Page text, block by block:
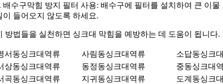
배수구막힘 방지 필터 사용: 배수구에 필터를 설치하여 큰 이물
이 들어오지 않도록 하세요.
방법들을 실천하면 싱크대 막힘을 예방하는 데 도움이 됩니다.
서동싱크대역류 사림동싱크대역류
소답동싱크
상동싱크대역류
동정동싱크대역류
중동싱크대
곡동싱크대역류
지귀동싱크대역류
도계동싱크